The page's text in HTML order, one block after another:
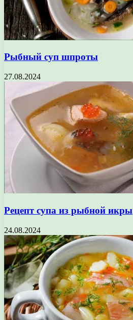
Рыбный суп шпроты
27.08.2024
Рецепт супа из рыбной икры
24.08.2024